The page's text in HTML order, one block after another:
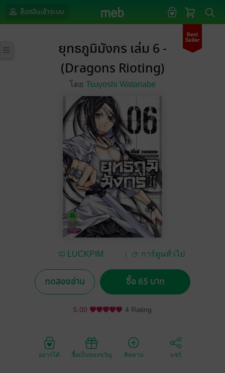
ล็อกอินเข้าระบบ
ยุทธภูมิมังกร เล่ม 6 -
(Dragons Rioting)
โดย Tsuyoshi Watanabe
LUCKPIM
การ์ตูนทั่วไป
ทดลองอ่าน ซื้อ 65 บาท
5.00 4 Rating
อยากได้ ซื้อเป็นของขวัญ ติดตาม แชร์